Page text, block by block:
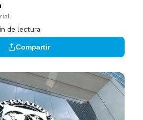
de lectura
Compartir